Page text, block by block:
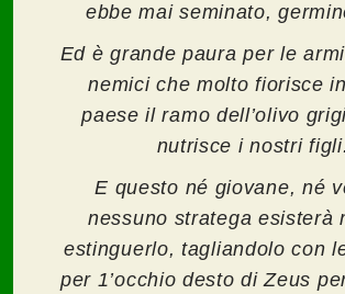
ebbe mai seminato,
Ed è grande paura per le
nemici che molto fiorisce
paese il ramo dell’olivo
nutrisce i nostri figli.
E questo né giovane, né
nessuno stratega esisterà
estinguerlo, tagliandolo con
per 1’occhio desto di Zeus